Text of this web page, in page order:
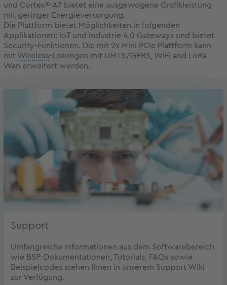
und Cortex®-A7 bietet eine ausgewogene Grafikleistung
mit geringer Energieversorgung.
Die Plattform bietet Möglichkeiten in folgenden
Applikationen: IoT und Industrie 4.0 Gateways und bietet
Security-Funktionen. Die mit 2x Mini PCIe Plattform kann
mit Wireless-Lösungen mit UMTS/GPRS, WiFi and LoRa
Wan erweitert werden.
Support
Umfangreiche Informationen aus dem Softwarebereich
wie BSP-Dokumentationen, Tutorials, FAQs sowie
Beispielcodes stehen Ihnen in unserem Support Wiki
zur Verfügung.